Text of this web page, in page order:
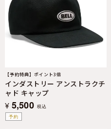
予約
【予約特典】ポイント3倍
インダストリー アンストラクチ
ャド キャップ
¥ 5,500 税込